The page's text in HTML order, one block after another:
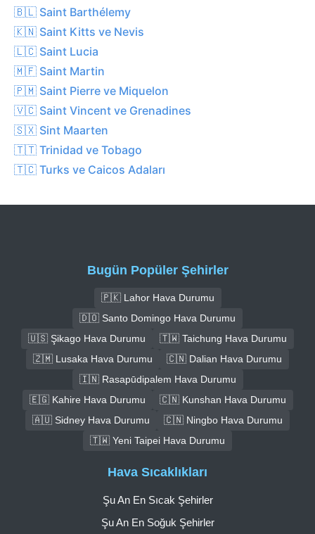
🇧🇱 Saint Barthélemy
🇰🇳 Saint Kitts ve Nevis
🇱🇨 Saint Lucia
🇲🇫 Saint Martin
🇵🇲 Saint Pierre ve Miquelon
🇻🇨 Saint Vincent ve Grenadines
🇸🇽 Sint Maarten
🇹🇹 Trinidad ve Tobago
🇹🇨 Turks ve Caicos Adaları
Bugün Popüler Şehirler
🇵🇰 Lahor Hava Durumu
🇩🇴 Santo Domingo Hava Durumu
🇺🇸 Şikago Hava Durumu
🇹🇼 Taichung Hava Durumu
🇿🇲 Lusaka Hava Durumu
🇨🇳 Dalian Hava Durumu
🇮🇳 Rasapūdipalem Hava Durumu
🇪🇬 Kahire Hava Durumu
🇨🇳 Kunshan Hava Durumu
🇦🇺 Sidney Hava Durumu
🇨🇳 Ningbo Hava Durumu
🇹🇼 Yeni Taipei Hava Durumu
Hava Sıcaklıkları
Şu An En Sıcak Şehirler
Şu An En Soğuk Şehirler